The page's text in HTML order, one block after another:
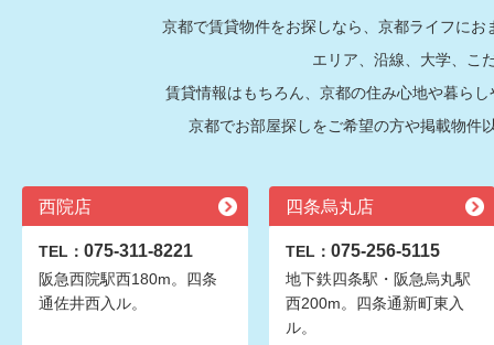
京都で賃貸物件をお探しなら、京都ライフに
エリア、沿線、大学、こ
賃貸情報はもちろん、京都の住み心地や暮ら
京都でお部屋探しをご希望の方や掲載物件
西院店
TEL： 075-311-8221
阪急西院駅西180m。四条
通佐井西入ル。
四条烏丸店
TEL： 075-256-5115
地下鉄四条駅・阪急烏丸駅
西200m。四条通新町東入
ル。